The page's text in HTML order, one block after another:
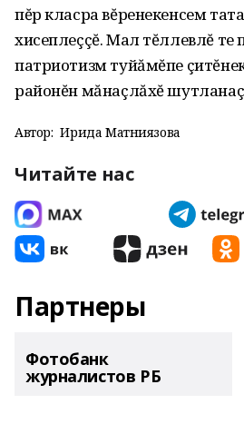
пĕр класра вĕренекенсем
хисеплеççĕ. Мал тĕллевлĕ те
патриотизм туйăмĕпе
районĕн мăнаçлăхĕ
Автор: Ирида Матниязова
Читайте нас
Партнеры
Фотобанк
журналистов РБ